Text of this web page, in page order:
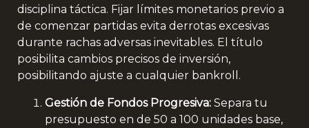
disciplina táctica. Fijar límites monetarios previo a
de comenzar partidas evita derrotas excesivas
durante rachas adversas inevitables. El título
posibilita cambios precisos de inversión,
posibilitando ajuste a cualquier bankroll.
Gestión de Fondos Progresiva: Separa tu
presupuesto en de 50 a 100 unidades base,